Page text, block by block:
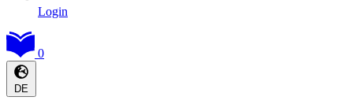
Login
0
DE